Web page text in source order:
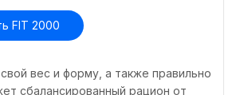
FIT 2000
вес и форму, а также правильно
сбалансированный рацион от